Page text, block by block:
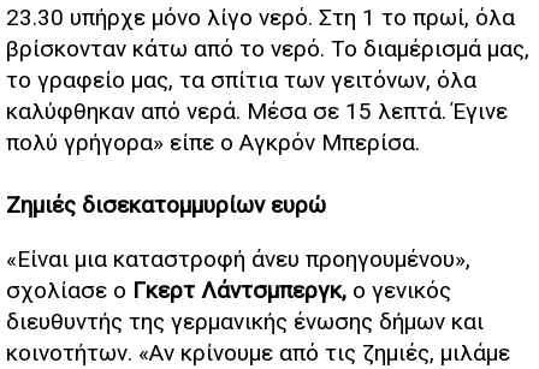
23.30 υπήρχε μόνο λίγο νερό. Στη 1 το πρωί, όλα
βρίσκονταν κάτω από το νερό. Το διαμέρισμά μας,
το γραφείο μας, τα σπίτια των γειτόνων, όλα
καλύφθηκαν από νερά. Μέσα σε 15 λεπτά. Έγινε
πολύ γρήγορα» είπε ο Αγκρόν Μπερίσα.
Ζημιές δισεκατομμυρίων ευρώ
«Είναι μια καταστροφή άνευ προηγουμένου»,
σχολίασε ο Γκερτ Λάντσμπεργκ, ο γενικός
διευθυντής της γερμανικής ένωσης δήμων και
κοινοτήτων. «Αν κρίνουμε από τις ζημιές, μιλάμε